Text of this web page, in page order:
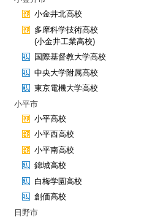
小金井北高校
多摩科学技術高校
(小金井工業高校)
国際基督教大学高校
中央大学附属高校
東京電機大学高校
小平市
小平高校
小平西高校
小平南高校
錦城高校
白梅学園高校
創価高校
日野市